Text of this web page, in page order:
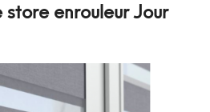
enrouleur Jour